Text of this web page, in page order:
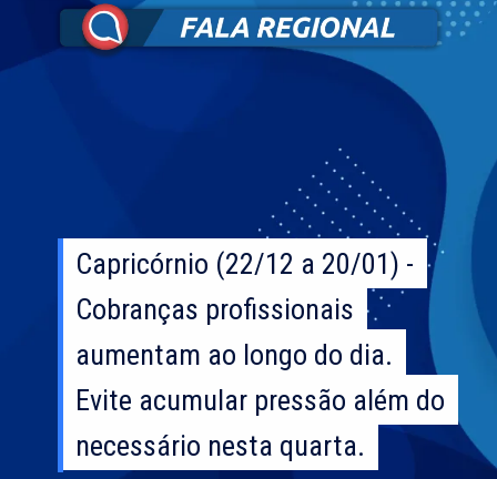
Capricórnio (22/12 a 20/01) -
Cobranças profissionais
aumentam ao longo do dia.
Evite acumular pressão além do
necessário nesta quarta.
Capricórnio (22/12 a 20/01) -
Cobranças profissionais
aumentam ao longo do dia.
Evite acumular pressão além do
necessário nesta quarta.